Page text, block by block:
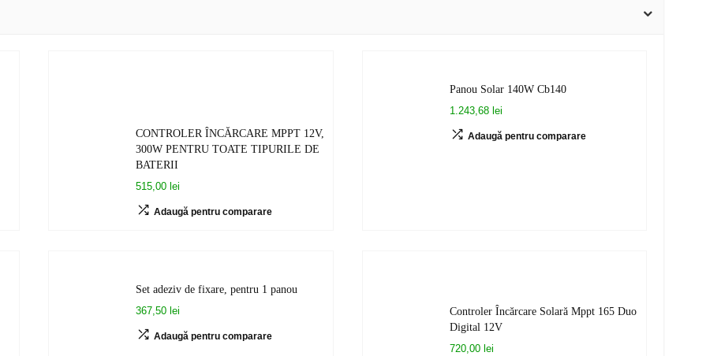
CONTROLER ÎNCĂRCARE MPPT 12V,
300W PENTRU TOATE TIPURILE DE
BATERII
515,00 lei
Adaugă pentru comparare
Panou Solar 140W Cb140
1.243,68 lei
Adaugă pentru comparare
Set adeziv de fixare, pentru 1 panou
367,50 lei
Adaugă pentru comparare
Controler Încărcare Solară Mppt 165 Duo
Digital 12V
720,00 lei